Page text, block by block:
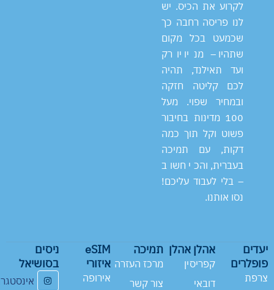
לקרוע את הכיס. יש
לנו פריסה רחבה כך
שכמעט בכל מקום
שתהיו – מניו יורק
ועד תאילנד, תהיה
לכם קליטה חזקה
ובמחיר שפוי. מעל
100 מדינות בחיבור
פשוט וקל תוך כמה
דקות, עם תמיכה
בעברית, והכי חשוב
– בלי לעבוד עליכם!
נסו אותנו.
יעדים
פופלרים
צרפת
אהלן אהלן
קפריסין
דובאי
תמיכה
מרכז העזרה
צור קשר
eSIM
איזורי
אירופה
ניסים
בסושיאל